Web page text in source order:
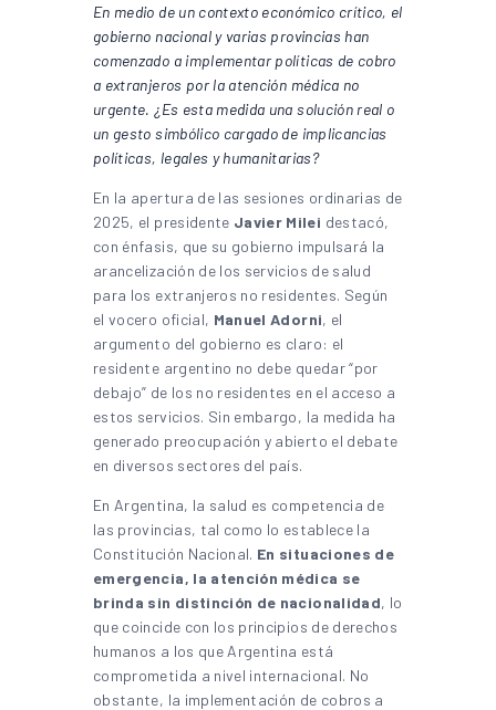
En medio de un contexto económico crítico, el
gobierno nacional y varias provincias han
comenzado a implementar políticas de cobro
a extranjeros por la atención médica no
urgente. ¿Es esta medida una solución real o
un gesto simbólico cargado de implicancias
políticas, legales y humanitarias?
En la apertura de las sesiones ordinarias de
2025, el presidente Javier Milei destacó,
con énfasis, que su gobierno impulsará la
arancelización de los servicios de salud
para los extranjeros no residentes. Según
el vocero oficial, Manuel Adorni, el
argumento del gobierno es claro: el
residente argentino no debe quedar “por
debajo” de los no residentes en el acceso a
estos servicios. Sin embargo, la medida ha
generado preocupación y abierto el debate
en diversos sectores del país.
En Argentina, la salud es competencia de
las provincias, tal como lo establece la
Constitución Nacional. En situaciones de
emergencia, la atención médica se
brinda sin distinción de nacionalidad, lo
que coincide con los principios de derechos
humanos a los que Argentina está
comprometida a nivel internacional. No
obstante, la implementación de cobros a